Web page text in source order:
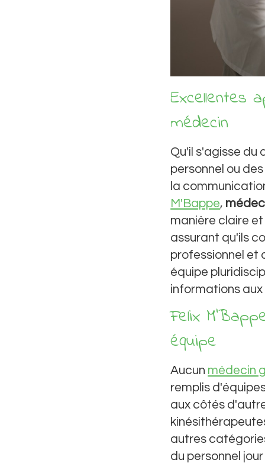
Excellentes
médecin
Qu'il s'agisse du
personnel ou
la
M'Bappe,
manière claire
assurant qu'ils
professionnel et
équipe
informations
Felix
équipe
Aucun médecin
remplis
aux côtés
autres
du personnel